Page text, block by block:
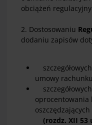
obciążeń
2. Dostosowaniu
dodaniu zapisów
umowy rachunku
oprocentowania
oszczędzających
(rozdz. XII 53